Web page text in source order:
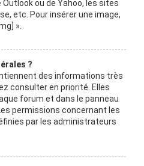
ou de Yahoo, les sites
etc. Pour insérer une image,
».
?
des informations très
consulter en priorité. Elles
forum et dans le panneau
permissions concernant les
par les administrateurs